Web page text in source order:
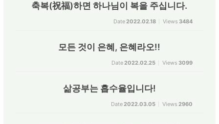
축복(祝福)하면 하나님이 복을 주십니다.
Date2022.02.18 Views 3484
모든 것이 은혜, 은혜라오!!
Date2022.02.25 Views 3099
삶공부는 흡수율입니다!
Date2022.03.05 Views 2960